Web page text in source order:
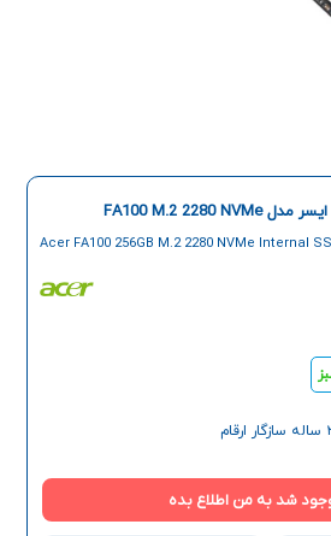
Acer FA100 256GB M.2 2280 NVMe Internal
ارقام
شد به من اطلاع بده